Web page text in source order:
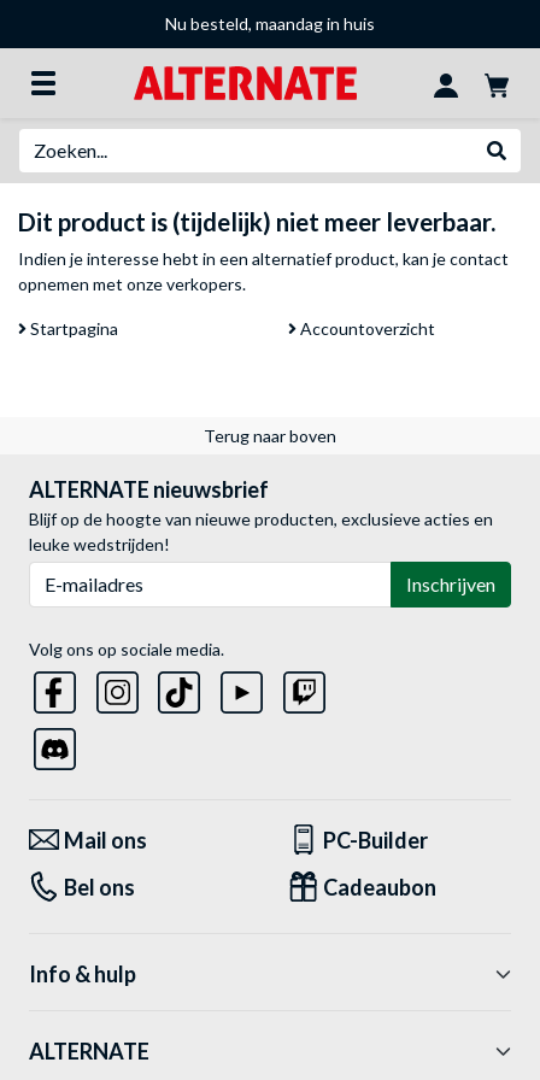
Nu besteld, maandag in huis
Dit product is (tijdelijk) niet meer leverbaar.
Indien je interesse hebt in een alternatief product, kan jecontact
opnemen met onze verkopers.
Startpagina Accountoverzicht
Terug naar boven
ALTERNATE nieuwsbrief
Blijf op de hoogte van nieuwe producten, exclusieve acties en
leuke wedstrijden!
Inschrijven
Volg ons op sociale media.
Mail ons
PC-Builder
Bel ons
Cadeaubon
Info & hulp
ALTERNATE